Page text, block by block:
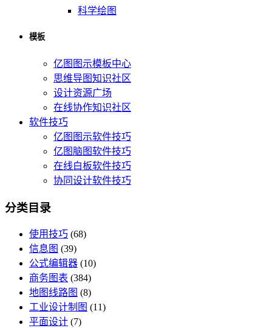
科学绘图
模板
亿图图示模板中心
思维导图知识社区
设计资源广场
在线协作知识社区
软件技巧
亿图图示软件技巧
亿图脑图软件技巧
在线白板软件技巧
协同设计软件技巧
分类目录
使用技巧 (68)
信息图 (39)
公式编辑器 (10)
商务图表 (384)
地图线路图 (8)
工业设计制图 (11)
平面设计 (7)